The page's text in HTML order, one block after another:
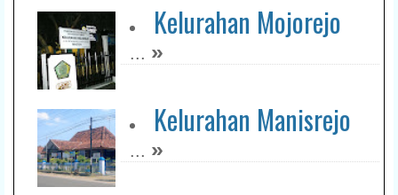
Kelurahan Mojorejo
... »
Kelurahan Manisrejo
... »